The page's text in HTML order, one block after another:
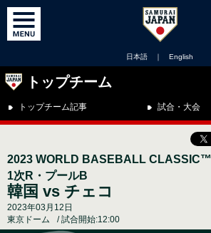
日本語 ｜ English
トップチーム
トップチーム記事 試合・大会
2023 WORLD BASEBALL CLASSIC™
1次R・プールB
韓国 vs チェコ
2023年03月12日
東京ドーム
試合開始:12:00